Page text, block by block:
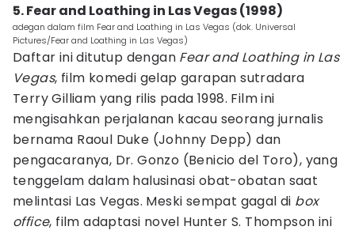
5. Fear and Loathing in Las Vegas (1998)
adegan dalam film Fear and Loathing in Las Vegas (dok. Universal
Pictures/Fear and Loathing in Las Vegas)
Daftar ini ditutup dengan Fear and Loathing in Las
Vegas, film komedi gelap garapan sutradara
Terry Gilliam yang rilis pada 1998. Film ini
mengisahkan perjalanan kacau seorang jurnalis
bernama Raoul Duke (Johnny Depp) dan
pengacaranya, Dr. Gonzo (Benicio del Toro), yang
tenggelam dalam halusinasi obat-obatan saat
melintasi Las Vegas. Meski sempat gagal di box
office, film adaptasi novel Hunter S. Thompson ini